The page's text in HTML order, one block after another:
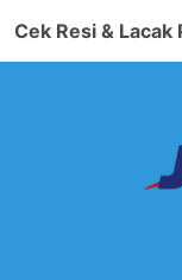
Cek Resi & Lacak